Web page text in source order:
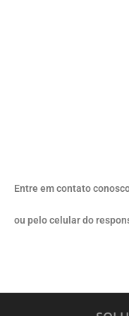
Entre em contato
ou pelo celular do